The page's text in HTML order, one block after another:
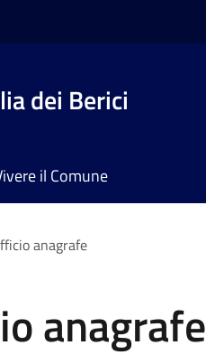
dei Berici
il Comune
anagrafe
anagrafe